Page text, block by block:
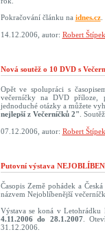
Pokračování článku na idnes.cz.
14.12.2006, autor: Robert Štípek
Nová soutěž o 10 DVD s
Opět ve spolupráci s
večerníčky na DVD příloze,
jednoduché otázky a můžete
nejlepší z Večerníčků 2" .
07.12.2006, autor: Robert Štípek
Putovní výstava
Časopis Země pohádek a
názvem Nejoblíbenější
Výstava se koná v Letohrádku
4.11.2006 do 28.1.2007.
31.12.2006.